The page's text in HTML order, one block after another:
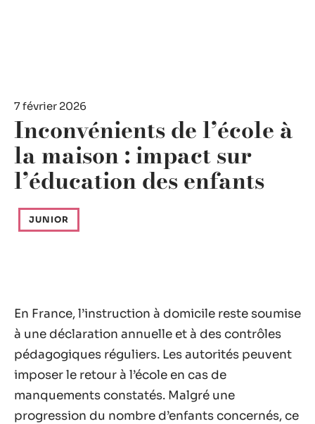
7 février 2026
Inconvénients de l’école à
la maison : impact sur
l’éducation des enfants
JUNIOR
En France, l’instruction à domicile reste soumise
à une déclaration annuelle et à des contrôles
pédagogiques réguliers. Les autorités peuvent
imposer le retour à l’école en cas de
manquements constatés. Malgré une
progression du nombre d’enfants concernés, ce